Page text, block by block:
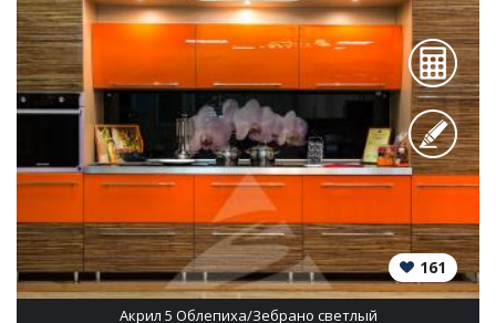
161
Акрил 5 Облепиха/Зебрано светлый